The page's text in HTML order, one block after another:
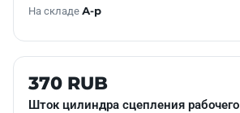
На складе А-р
Б/У В НАЛИЧИИ
370 RUB
Шток цилиндра сцепления рабочего